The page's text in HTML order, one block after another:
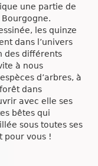
une partie de
les quinze
dans l’univers
des différents
à nous
d’arbres, à
dans
avec elle ses
bêtes qui
sous toutes ses
pour vous !